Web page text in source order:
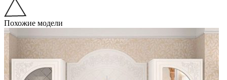
Похожие модели